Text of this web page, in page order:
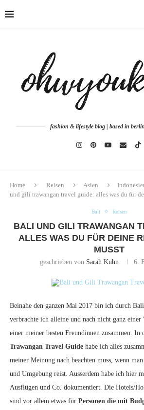
fashion & lifestyle blog | based in
Home Reisen Asien
und gili trawangan travel guide: alles was du für
Bali Reisen
BALI UND GILI TRAWANGAN
ALLES WAS DU FÜR DEINE
MUSST
geschrieben von Sarah Kuhn 6.
Beinahe den ganzen Mai 2017 bin ich durch
verbrachte ich alleine und nach nicht ganz
einer meiner besten Freundinnen zusammen. In
Trawangan Travel Guide habe ich alles
meiner Meinung nach beachten muss, wenn
und Umgebung reist. Ausserdem habe ich hier
Ausflügen und Co. dokumentiert. Die Hotels/
sind vor allem etwas für Personen die mit